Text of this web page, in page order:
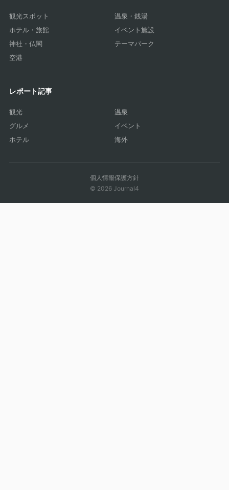
観光スポット
温泉・銭湯
ホテル・旅館
イベント施設
神社・仏閣
テーマパーク
空港
レポート記事
観光
温泉
グルメ
イベント
ホテル
海外
個人情報保護方針
© 2026 Journal4